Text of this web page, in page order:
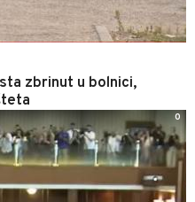
zbrinut u bolnici,
0